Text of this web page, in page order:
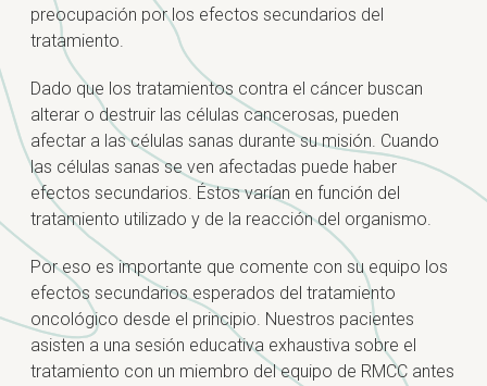
preocupación por los efectos secundarios del
tratamiento.
Dado que los tratamientos contra el cáncer buscan
alterar o destruir las células cancerosas, pueden
afectar a las células sanas durante su misión. Cuando
las células sanas se ven afectadas puede haber
efectos secundarios. Éstos varían en función del
tratamiento utilizado y de la reacción del organismo.
Por eso es importante que comente con su equipo los
efectos secundarios esperados del tratamiento
oncológico desde el principio. Nuestros pacientes
asisten a una sesión educativa exhaustiva sobre el
tratamiento con un miembro del equipo de RMCC antes